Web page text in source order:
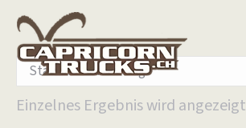
Einzelnes Ergebnis wird angezeigt